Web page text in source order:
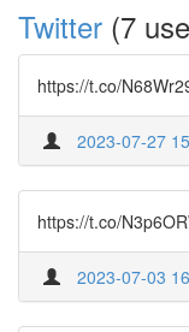
Twitter (7
https://t.co/
2023-07-27
https://t.co/
2023-07-03